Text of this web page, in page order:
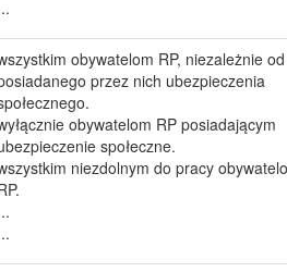
obywatelom RP, niezależnie od
przez nich ubezpieczenia
obywatelom RP posiadającym
społeczne.
niezdolnym do pracy